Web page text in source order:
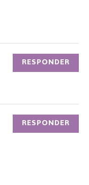
RESPONDER
RESPONDER